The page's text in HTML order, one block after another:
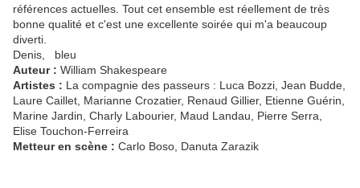
références actuelles. Tout cet ensemble est réellement de très
bonne qualité et c'est une excellente soirée qui m'a beaucoup
diverti.
Denis, bleu
Auteur : William Shakespeare
Artistes : La compagnie des passeurs : Luca Bozzi, Jean Budde,
Laure Caillet, Marianne Crozatier, Renaud Gillier, Etienne Guérin,
Marine Jardin, Charly Labourier, Maud Landau, Pierre Serra,
Elise Touchon-Ferreira
Metteur en scène : Carlo Boso, Danuta Zarazik